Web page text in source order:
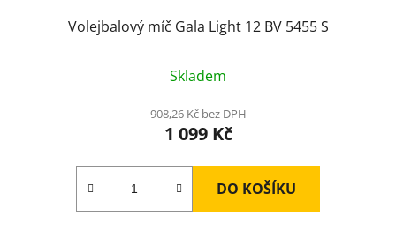
Volejbalový míč Gala Light 12 BV 5455 S
Skladem
908,26 Kč bez DPH
1 099 Kč
DO KOŠÍKU